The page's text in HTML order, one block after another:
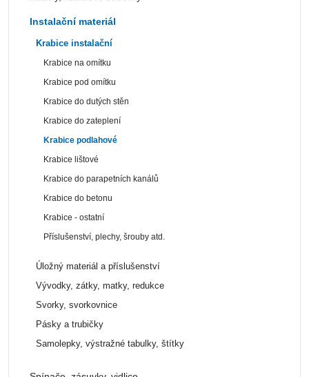
Instalační materiál
Krabice instalační
Krabice na omítku
Krabice pod omítku
Krabice do dutých stěn
Krabice do zateplení
Krabice podlahové
Krabice lištové
Krabice do parapetních kanálů
Krabice do betonu
Krabice - ostatní
Příslušenství, plechy, šrouby atd.
Úložný materiál a příslušenství
Vývodky, zátky, matky, redukce
Svorky, svorkovnice
Pásky a trubičky
Samolepky, výstražné tabulky, štítky